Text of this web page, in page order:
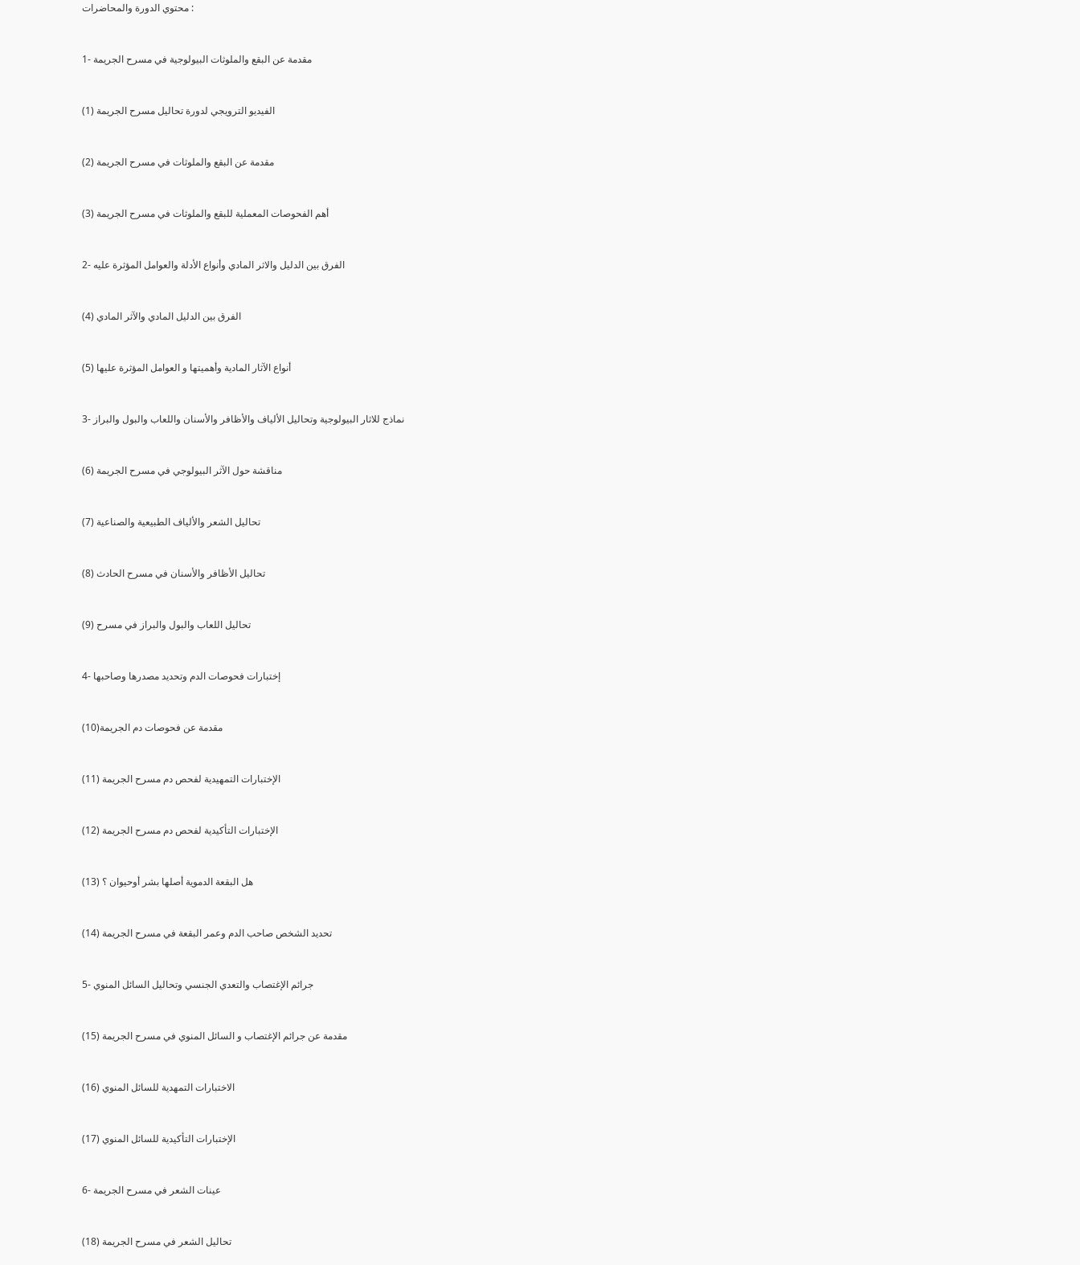
محتوي الدورة والمحاضرات :
1- مقدمة عن البقع والملوثات البيولوجية في مسرح الجريمة
(1) الفيديو الترويجي لدورة تحاليل مسرح الجريمة
(2) مقدمة عن البقع والملوثات في مسرح الجريمة
(3) أهم الفحوصات المعملية للبقع والملوثات في مسرح الجريمة
2- الفرق بين الدليل والاثر المادي وأنواع الأدلة والعوامل المؤثرة عليه
(4) الفرق بين الدليل المادي والآثر المادي
(5) أنواع الآثار المادية وأهميتها و العوامل المؤثرة عليها
3- نماذج للاثار البيولوجية وتحاليل الألياف والأظافر والأسنان واللعاب والبول والبراز
(6) مناقشة حول الآثر البيولوجي في مسرح الجريمة
(7) تحاليل الشعر والألياف الطبيعية والصناعية
(8) تحاليل الأظافر والأسنان في مسرح الحادث
(9) تحاليل اللعاب والبول والبراز في مسرح
4- إختبارات فحوصات الدم وتحديد مصدرها وصاحبها
(10)مقدمة عن فحوصات دم الجريمة
(11) الإختبارات التمهيدية لفحص دم مسرح الجريمة
(12) الإختبارات التأكيدية لفحص دم مسرح الجريمة
(13) هل البقعة الدموية أصلها بشر أوحيوان ؟
(14) تحديد الشخص صاحب الدم وعمر البقعة في مسرح الجريمة
5- جرائم الإغتصاب والتعدي الجنسي وتحاليل السائل المنوي
(15) مقدمة عن جرائم الإغتصاب و السائل المنوي في مسرح الجريمة
(16) الاختبارات التمهدية للسائل المنوي
(17) الإختبارات التأكيدية للسائل المنوي
6- عينات الشعر في مسرح الجريمة
(18) تحاليل الشعر في مسرح الجريمة